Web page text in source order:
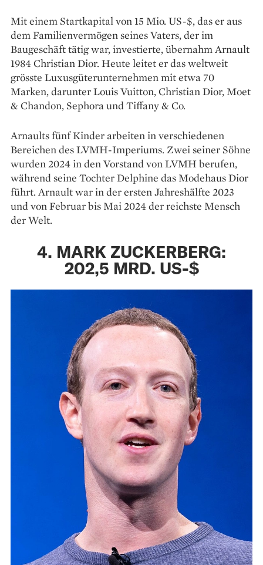
Mit einem Startkapital von 15 Mio. US-$, das er aus
dem Familienvermögen seines Vaters, der im
Baugeschäft tätig war, investierte, übernahm Arnault
1984 Christian Dior. Heute leitet er das weltweit
grösste Luxusgüterunternehmen mit etwa 70
Marken, darunter Louis Vuitton, Christian Dior, Moet
& Chandon, Sephora und Tiffany & Co.
Arnaults fünf Kinder arbeiten in verschiedenen
Bereichen des LVMH-Imperiums. Zwei seiner Söhne
wurden 2024 in den Vorstand von LVMH berufen,
während seine Tochter Delphine das Modehaus Dior
führt. Arnault war in der ersten Jahreshälfte 2023
und von Februar bis Mai 2024 der reichste Mensch
der Welt.
4. MARK ZUCKERBERG:
202,5 MRD. US-$